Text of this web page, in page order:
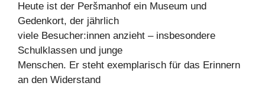
Heute ist der Peršmanhof ein Museum und
Gedenkort, der jährlich
viele Besucher:innen anzieht – insbesondere
Schulklassen und junge
Menschen. Er steht exemplarisch für das Erinnern
an den Widerstand